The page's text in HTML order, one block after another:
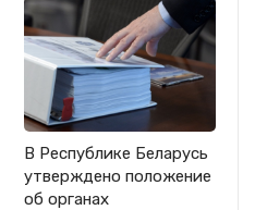
В Республике Беларусь
утверждено положение
об органах